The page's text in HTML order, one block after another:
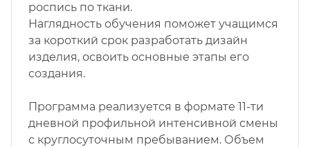
роспись по ткани.
Наглядность обучения поможет учащимся
за короткий срок разработать дизайн
изделия, освоить основные этапы его
создания.
Программа реализуется в формате 11-ти
дневной профильной интенсивной смены
с круглосуточным пребыванием. Объем